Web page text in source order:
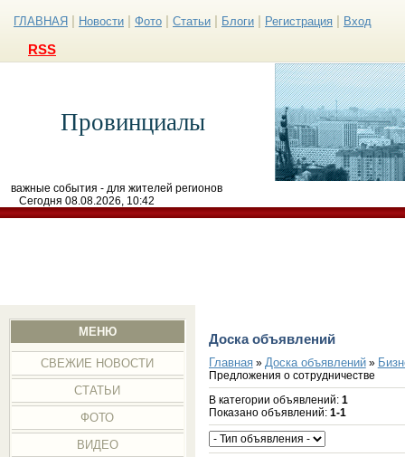
ГЛАВНАЯ Новости Фото Статьи Блоги Регистрация Вход
RSS
Провинциалы
важные события - для жителей регионов
Сегодня 08.08.2026, 10:42
МЕНЮ
СВЕЖИЕ НОВОСТИ
СТАТЬИ
ФОТО
ВИДЕО
Доска объявлений
Главная» Доска объявлений»
Предложения о сотрудничестве
В категории объявлений: 1
Показано объявлений: 1-1